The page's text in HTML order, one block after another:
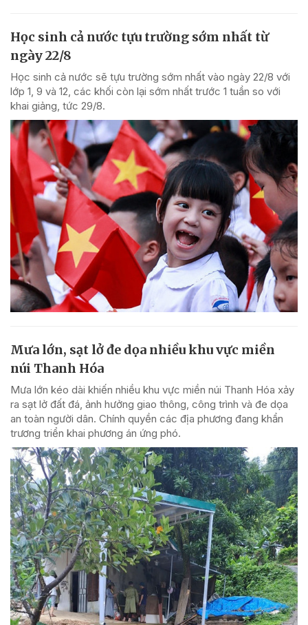
Học sinh cả nước tựu trường sớm nhất từ
ngày 22/8
Học sinh cả nước sẽ tựu trường sớm nhất vào ngày 22/8 với
lớp 1, 9 và 12, các khối còn lại sớm nhất trước 1 tuần so với
khai giảng, tức 29/8.
Mưa lớn, sạt lở đe dọa nhiều khu vực miền
núi Thanh Hóa
Mưa lớn kéo dài khiến nhiều khu vực miền núi Thanh Hóa xảy
ra sạt lở đất đá, ảnh hưởng giao thông, công trình và đe dọa
an toàn người dân. Chính quyền các địa phương đang khẩn
trương triển khai phương án ứng phó.